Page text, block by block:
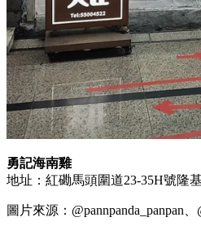
勇記海南雞
地址：紅磡馬頭圍道23-35H號隆
圖片來源：@pannpanda_panpan